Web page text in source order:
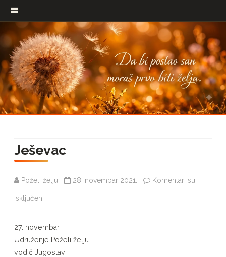
Ješevac
Poželi želju 28. novembar 2021. Komentari su
isključeni
27. novembar
Udruženje Poželi želju
vodič Jugoslav